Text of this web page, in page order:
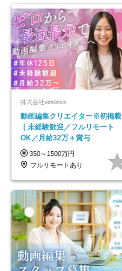
株式会社viralinks
動画編集クリエイター※初掲載
｜未経験歓迎／フルリモート
OK／月給32万＋賞与
350～1500万円
フルリモートあり